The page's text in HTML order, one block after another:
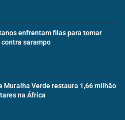
enfrentam filas para tomar
contra sarampo
Muralha Verde restaura 1,66 milhão
na África